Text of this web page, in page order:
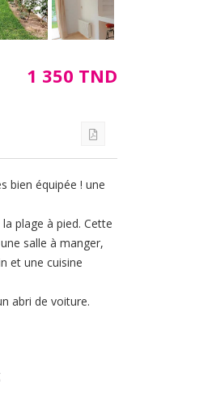
1 350 TND
bien équipée ! une
plage à pied. Cette
salle à manger,
et une cuisine
abri de voiture.